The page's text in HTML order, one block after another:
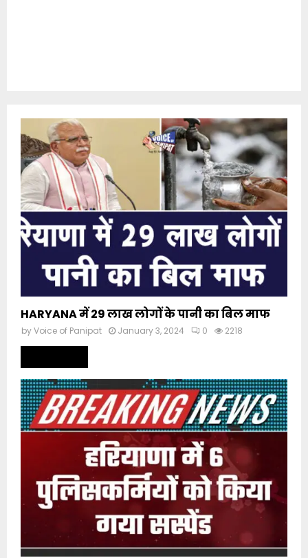
HARYANA में 29 लाख लोगों के पानी का बिल माफ
byVoice of Panipat January 3, 2024 0 2218